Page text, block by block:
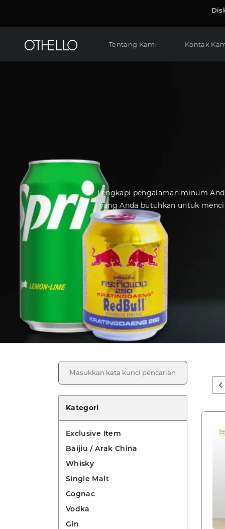
Tentang Kami Kontak
Lengkapi pengalaman minum
yang Anda butuhkan untuk
Kategori
Exclusive Item
Baijiu / Arak China
Whisky
Single Malt
Cognac
Vodka
Gin